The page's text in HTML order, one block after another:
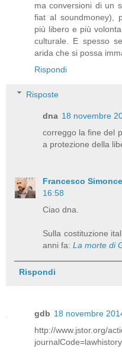
ma conversioni di un
fiat al soundmoney),
più libero e più
culturale. E spesso
arida che si possa
Rispondi
Risposte
dna 18 novembre
correggo la fine del
a protezione della
Francesco
16:58
Ciao dna.
Sulla costituzione
anni fa:La morte di
Rispondi
gdb 18 novembre
http://www.jstor.org/